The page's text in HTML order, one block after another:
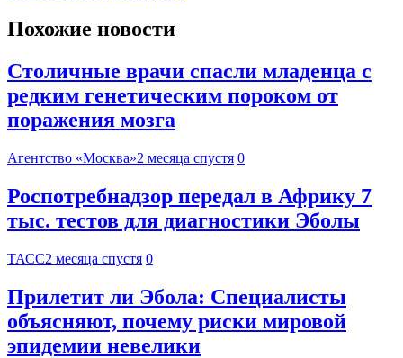
Похожие новости
Столичные врачи спасли младенца с
редким генетическим пороком от
поражения мозга
Агентство «Москва»2 месяца спустя 0
Роспотребнадзор передал в Африку 7
тыс. тестов для диагностики Эболы
ТАСС2 месяца спустя 0
Прилетит ли Эбола: Специалисты
объясняют, почему риски мировой
эпидемии невелики